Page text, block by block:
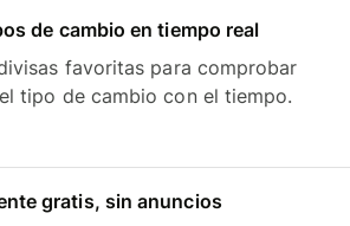
de cambio en tiempo real
favoritas para comprobar
tipo de cambio con el tiempo.
gratis, sin anuncios